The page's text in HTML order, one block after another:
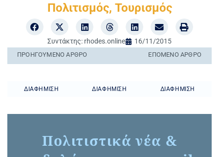
Πολιτισμός, Τουρισμός
Συντάκτης: rhodes.online 16/11/2015
ΠΡΟΗΓΟΎΜΕΝO ΆΡΘΡΟ ΕΠΌΜΕΝΟ ΆΡΘΡΟ
ΔΙΑΦΉΜΙΣΗ ΔΙΑΦΉΜΙΣΗ ΔΙΑΦΉΜΙΣΗ
Πολιτιστικά νέα &